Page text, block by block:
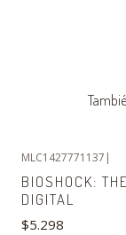
MLC1427771137 |
BIOSHOCK:
DIGITAL
$5.298